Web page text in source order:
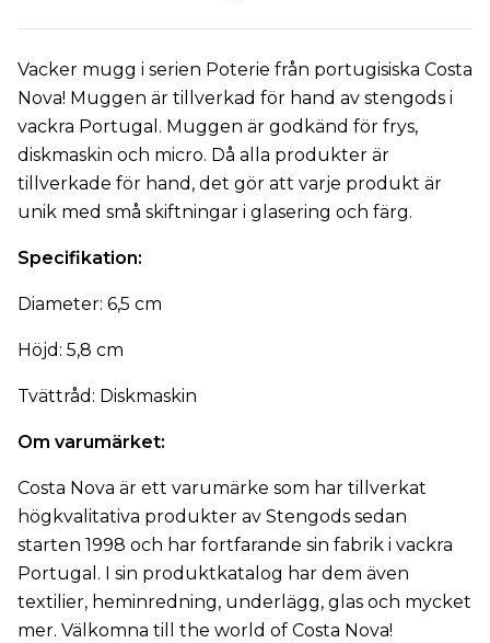
Vacker mugg i serien Poterie från portugisiska Costa
Nova! Muggen är tillverkad för hand av stengods i
vackra Portugal. Muggen är godkänd för frys,
diskmaskin och micro. Då alla produkter är
tillverkade för hand, det gör att varje produkt är
unik med små skiftningar i glasering och färg.
Specifikation:
Diameter: 6,5 cm
Höjd: 5,8 cm
Tvättråd: Diskmaskin
Om varumärket:
Costa Nova är ett varumärke som har tillverkat
högkvalitativa produkter av Stengods sedan
starten 1998 och har fortfarande sin fabrik i vackra
Portugal. I sin produktkatalog har dem även
textilier, heminredning, underlägg, glas och mycket
mer. Välkomna till the world of Costa Nova!